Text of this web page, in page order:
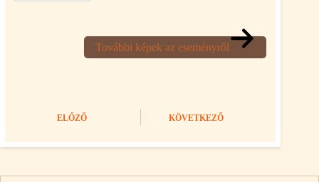
További képek az eseményről
ELŐZŐ KÖVETKEZŐ